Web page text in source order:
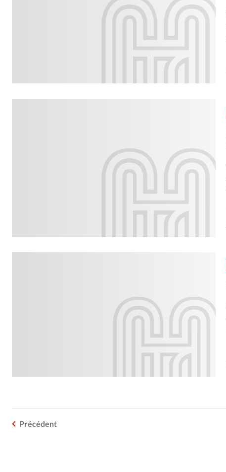
Précédent